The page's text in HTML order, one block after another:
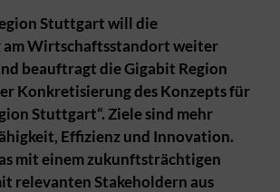
Stuttgart will die
Wirtschaftsstandort weiter
beauftragt die Gigabit Region
Konkretisierung des Konzepts für
Stuttgart“. Ziele sind mehr
Effizienz und Innovation.
mit einem zukunftsträchtigen
relevanten Stakeholdern aus